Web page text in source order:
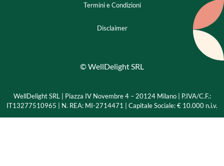
Termini e Condizioni
Disclaimer
© WellDelight SRL
WellDelight SRL | Piazza IV Novembre 4 – 20124 Milano | P.IVA/C.F.:
IT13277510965 | N. REA: MI-2714471 | Capitale Sociale: € 10.000 n.i.v.